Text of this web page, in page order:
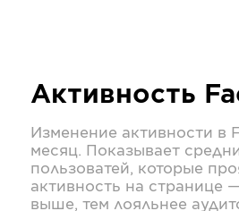
Активность
Изменение активности в
месяц. Показывает
пользоватей, которые
активность на странице
выше, тем лояльнее